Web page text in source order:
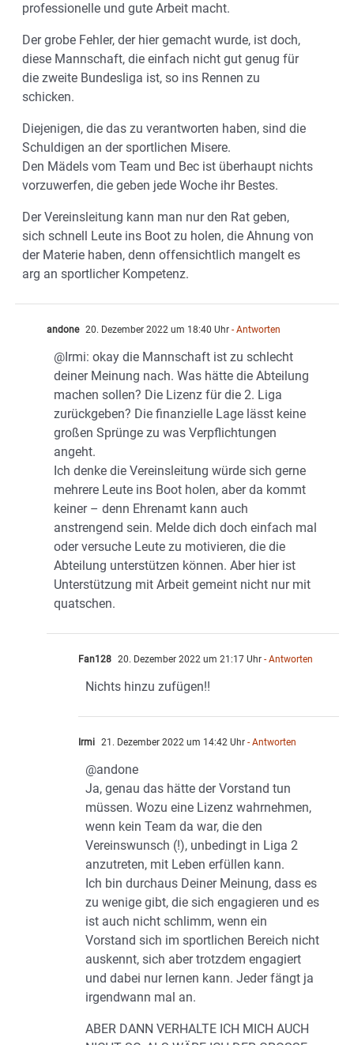
professionelle und gute Arbeit macht.
Der grobe Fehler, der hier gemacht wurde, ist doch,
diese Mannschaft, die einfach nicht gut genug für
die zweite Bundesliga ist, so ins Rennen zu
schicken.
Diejenigen, die das zu verantworten haben, sind die
Schuldigen an der sportlichen Misere.
Den Mädels vom Team und Bec ist überhaupt nichts
vorzuwerfen, die geben jede Woche ihr Bestes.
Der Vereinsleitung kann man nur den Rat geben,
sich schnell Leute ins Boot zu holen, die Ahnung von
der Materie haben, denn offensichtlich mangelt es
arg an sportlicher Kompetenz.
andone 20. Dezember 2022 um 18:40 Uhr - Antworten
@Irmi: okay die Mannschaft ist zu schlecht
deiner Meinung nach. Was hätte die Abteilung
machen sollen? Die Lizenz für die 2. Liga
zurückgeben? Die finanzielle Lage lässt keine
großen Sprünge zu was Verpflichtungen
angeht.
Ich denke die Vereinsleitung würde sich gerne
mehrere Leute ins Boot holen, aber da kommt
keiner – denn Ehrenamt kann auch
anstrengend sein. Melde dich doch einfach mal
oder versuche Leute zu motivieren, die die
Abteilung unterstützen können. Aber hier ist
Unterstützung mit Arbeit gemeint nicht nur mit
quatschen.
Fan128 20. Dezember 2022 um 21:17 Uhr - Antworten
Nichts hinzu zufügen!!
Irmi 21. Dezember 2022 um 14:42 Uhr - Antworten
@andone
Ja, genau das hätte der Vorstand tun
müssen. Wozu eine Lizenz wahrnehmen,
wenn kein Team da war, die den
Vereinswunsch (!), unbedingt in Liga 2
anzutreten, mit Leben erfüllen kann.
Ich bin durchaus Deiner Meinung, dass es
zu wenige gibt, die sich engagieren und es
ist auch nicht schlimm, wenn ein
Vorstand sich im sportlichen Bereich nicht
auskennt, sich aber trotzdem engagiert
und dabei nur lernen kann. Jeder fängt ja
irgendwann mal an.
ABER DANN VERHALTE ICH MICH AUCH